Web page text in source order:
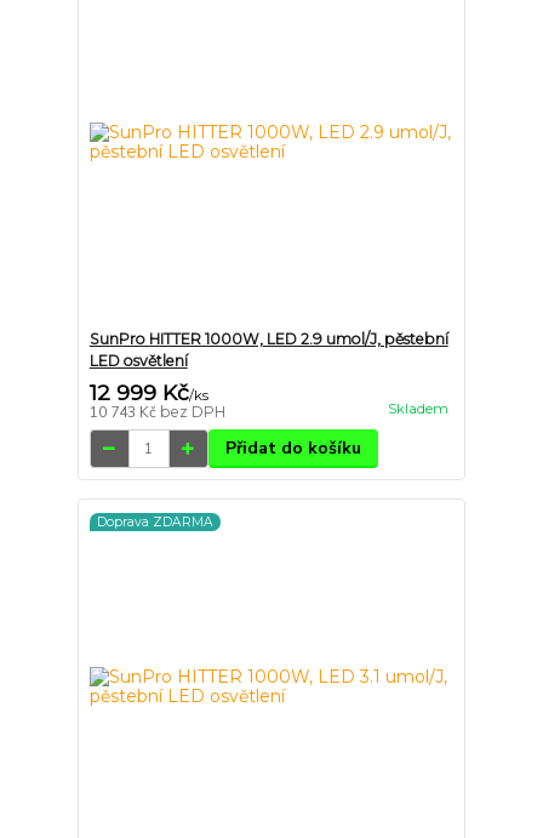
SunPro HITTER 1000W, LED 2.9 umol/J, pěstební
LED osvětlení
12 999 Kč/ks
10 743 Kč bez DPH Skladem
Přidat do košíku
Doprava ZDARMA